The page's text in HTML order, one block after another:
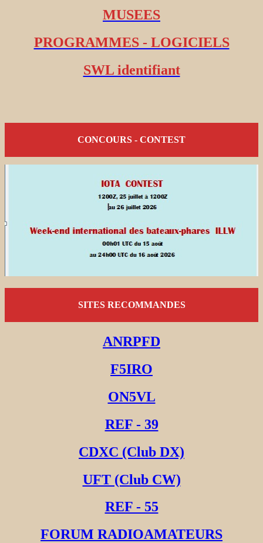
MUSEES
PROGRAMMES - LOGICIELS
SWL identifiant
CONCOURS - CONTEST
SITES RECOMMANDES
ANRPFD
F5IRO
ON5VL
REF - 39
CDXC (Club DX)
UFT (Club CW)
REF - 55
FORUM RADIOAMATEURS